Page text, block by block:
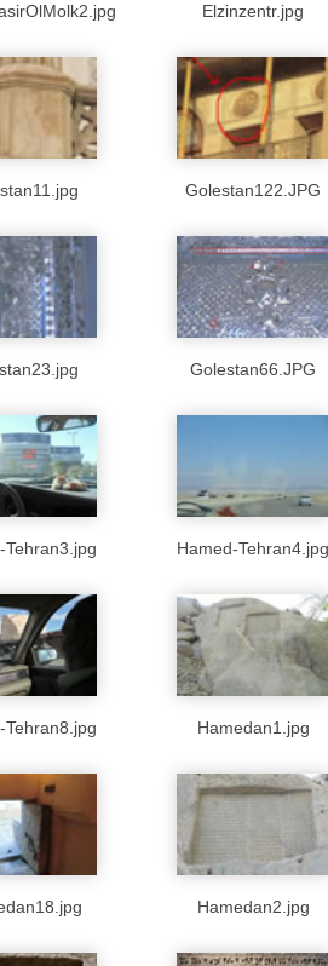
Elzinzentr.jpg
Golestan122.JPG
Golestan66.JPG
Tehran3.jpg Hamed-Tehran4.jpg
Tehran8.jpg Hamedan1.jpg
Hamedan2.jpg